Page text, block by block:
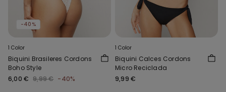
-40%
1 Color
Biquini Brasileres Cordons
Boho Style
6,00 € 9,99 € -40%
1 Color
Biquini Calces Cordons
Micro Reciclada
9,99 €